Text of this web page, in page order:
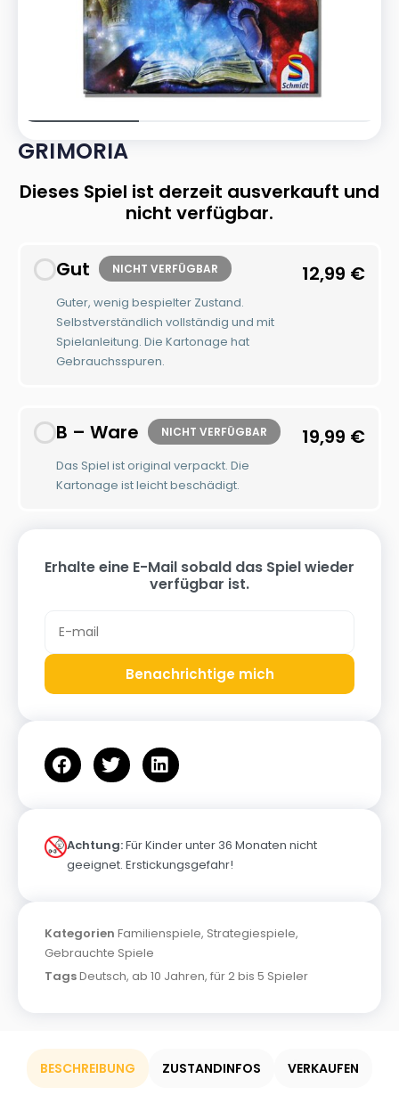
GRIMORIA
Dieses Spiel ist derzeit ausverkauft und
nicht verfügbar.
Gut NICHT VERFÜGBAR
Guter, wenig bespielter Zustand.
Selbstverständlich vollständig und mit
Spielanleitung. Die Kartonage hat
Gebrauchsspuren.
12,99 €
B – Ware NICHT VERFÜGBAR
Das Spiel ist original verpackt. Die
Kartonage ist leicht beschädigt.
19,99 €
Erhalte eine E-Mail sobald das Spiel wieder
verfügbar ist.
Benachrichtige mich
Achtung:Für Kinder unter 36 Monaten nicht
geeignet. Erstickungsgefahr!
Kategorien Familienspiele, Strategiespiele,
Gebrauchte Spiele
TagsDeutsch, ab 10 Jahren, für 2 bis 5 Spieler
BESCHREIBUNG ZUSTANDINFOS VERKAUFEN